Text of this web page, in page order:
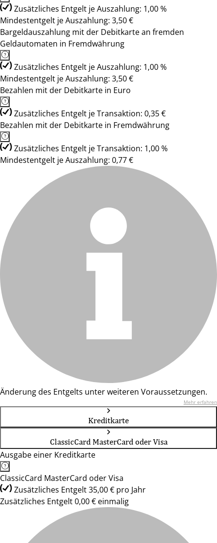
Zusätzliches Entgelt je Auszahlung: 1,00 %
Mindestentgelt je Auszahlung: 3,50 €
Bargeldauszahlung mit der Debitkarte an fremden
Geldautomaten in Fremdwährung
Zusätzliches Entgelt je Auszahlung: 1,00 %
Mindestentgelt je Auszahlung: 3,50 €
Bezahlen mit der Debitkarte in Euro
Zusätzliches Entgelt je Transaktion: 0,35 €
Bezahlen mit der Debitkarte in Fremdwährung
Zusätzliches Entgelt je Transaktion: 1,00 %
Mindestentgelt je Auszahlung: 0,77 €
Änderung des Entgelts unter weiteren Voraussetzungen.
Mehr erfahren
Kreditkarte
ClassicCard MasterCard oder Visa
Ausgabe einer Kreditkarte
ClassicCard MasterCard oder Visa
Zusätzliches Entgelt 35,00 € pro Jahr
Zusätzliches Entgelt 0,00 € einmalig